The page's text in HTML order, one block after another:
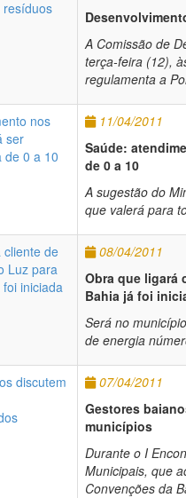
A Comissão de
terça-feira (12),
regulamenta a
11/04/2011
Saúde:
de 0 a 10
A sugestão do
que valerá para
08/04/2011
Obra que ligará
Bahia já foi
Será no
de energia
07/04/2011
Gestores
municípios
Durante o I
Municipais, que
Convenções da